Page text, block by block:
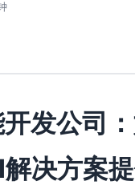
发公司
决方案